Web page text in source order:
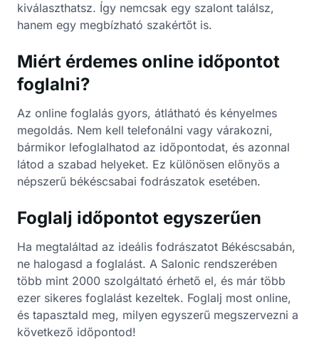
kiválaszthatsz. Így nemcsak egy szalont találsz,
hanem egy megbízható szakértőt is.
Miért érdemes online időpontot
foglalni?
Az online foglalás gyors, átlátható és kényelmes
megoldás. Nem kell telefonálni vagy várakozni,
bármikor lefoglalhatod az időpontodat, és azonnal
látod a szabad helyeket. Ez különösen előnyös a
népszerű békéscsabai fodrászatok esetében.
Foglalj időpontot egyszerűen
Ha megtaláltad az ideális fodrászatot Békéscsabán,
ne halogasd a foglalást. A Salonic rendszerében
több mint 2000 szolgáltató érhető el, és már több
ezer sikeres foglalást kezeltek. Foglalj most online,
és tapasztald meg, milyen egyszerű megszervezni a
következő időpontod!